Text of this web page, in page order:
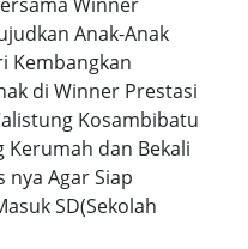
Anak-Anak
Kembangkan
di Winner Prestasi
Kosambibatu
Kerumah dan Bekali
nya Agar Siap
SD(Sekolah